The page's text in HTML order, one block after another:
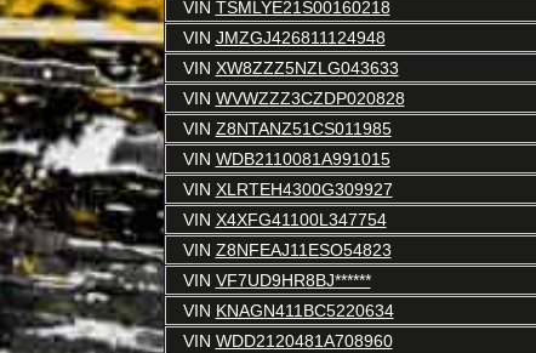
VIN TSMLYE21S00160218
VIN JMZGJ426811124948
VIN XW8ZZZ5NZLG043633
VIN WVWZZZ3CZDP020828
VIN Z8NTANZ51CS011985
VIN WDB2110081A991015
VIN XLRTEH4300G309927
VIN X4XFG41100L347754
VIN Z8NFEAJ11ESO54823
VIN VF7UD9HR8BJ******
VIN KNAGN411BC5220634
VIN WDD2120481A708960